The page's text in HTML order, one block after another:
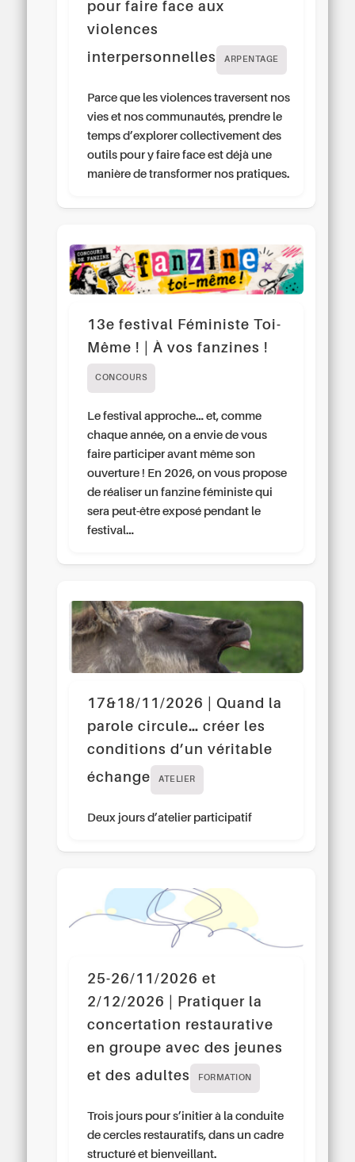
pour faire face aux
violences
interpersonnelles
ARPENTAGE
Parce que les violences traversent nos
vies et nos communautés, prendre le
temps d’explorer collectivement des
outils pour y faire face est déjà une
manière de transformer nos pratiques.
13e festival Féministe Toi-
Même ! | À vos fanzines !
CONCOURS
Le festival approche… et, comme
chaque année, on a envie de vous
faire participer avant même son
ouverture ! En 2026, on vous propose
de réaliser un fanzine féministe qui
sera peut-être exposé pendant le
festival…
17&18/11/2026 | Quand la
parole circule… créer les
conditions d’un véritable
échange
ATELIER
Deux jours d’atelier participatif
25-26/11/2026 et
2/12/2026 | Pratiquer la
concertation restaurative
en groupe avec des jeunes
et des adultes
FORMATION
Trois jours pour s’initier à la conduite
de cercles restauratifs, dans un cadre
structuré et bienveillant.